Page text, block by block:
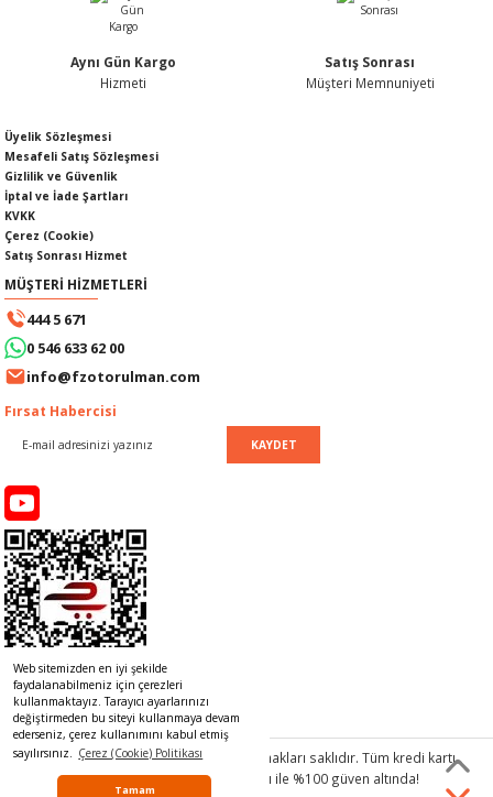
Web sitemizden en iyi şekilde
faydalanabilmeniz için çerezleri
kullanmaktayız. Tarayıcı ayarlarınızı
değiştirmeden bu siteyi kullanmaya devam
ederseniz, çerez kullanımını kabul etmiş
sayılırsınız. Çerez (Cookie) Politikası
Tamam
ÜRÜNLERİ
KOLU
Aynı Gün Kargo
Hizmeti
Satış Sonrası
Müşteri Memnuniyeti
Üyelik Sözleşmesi
Mesafeli Satış Sözleşmesi
Gizlilik ve Güvenlik
İptal ve İade Şartları
KVKK
Çerez (Cookie)
Satış Sonrası Hizmet
MÜŞTERİ HİZMETLERİ
444 5 671
0 546 633 62 00
info@fzotorulman.com
Fırsat Habercisi
KAYDET
© 2017 www.rulmancim.com
tüm hakları saklıdır. Tüm kredi kartı
bilgileriniz 256bit SSL Sertifikası ile %100 güven altında!